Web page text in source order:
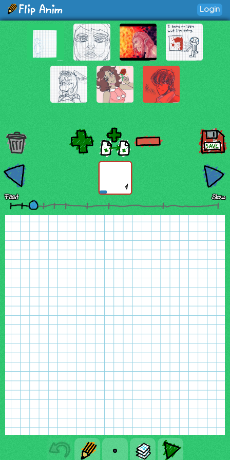
Login
1
Fast Slow